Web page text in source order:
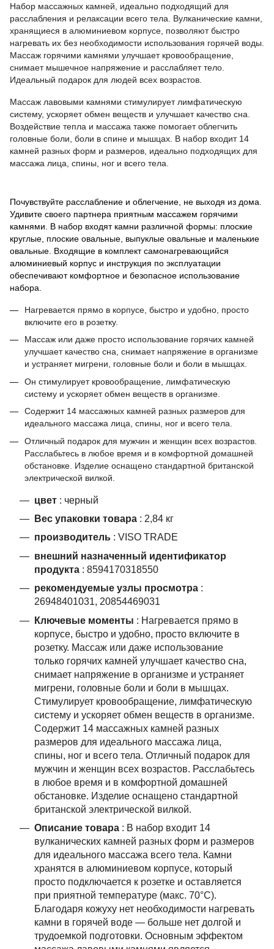
Набор массажных камней, идеально подходящий для
расслабления и релаксации всего тела. Вулканические камни,
хранящиеся в алюминиевом корпусе, позволяют быстро
нагревать их без необходимости использования горячей воды.
Массаж горячими камнями улучшает кровообращение,
снимает мышечное напряжение и расслабляет тело.
Идеальный подарок для людей всех возрастов.
Массаж лавовыми камнями стимулирует лимфатическую
систему, ускоряет обмен веществ и улучшает качество сна.
Воздействие тепла и массажа также помогает облегчить
головные боли, боли в спине и мышцах. В набор входит 14
камней разных форм и размеров, идеально подходящих для
массажа лица, спины, ног и всего тела.
Почувствуйте расслабление и облегчение, не выходя из дома.
Удивите своего партнера приятным массажем горячими
камнями. В набор входят камни различной формы: плоские
круглые, плоские овальные, выпуклые овальные и маленькие
овальные. Входящие в комплект самонагревающийся
алюминиевый корпус и инструкция по эксплуатации
обеспечивают комфортное и безопасное использование
набора.
Нагревается прямо в корпусе, быстро и удобно, просто
включите его в розетку.
Массаж или даже просто использование горячих камней
улучшает качество сна, снимает напряжение в организме
и устраняет мигрени, головные боли и боли в мышцах.
Он стимулирует кровообращение, лимфатическую
систему и ускоряет обмен веществ в организме.
Содержит 14 массажных камней разных размеров для
идеального массажа лица, спины, ног и всего тела.
Отличный подарок для мужчин и женщин всех возрастов.
Расслабьтесь в любое время и в комфортной домашней
обстановке. Изделие оснащено стандартной британской
электрической вилкой.
цвет : черный
Вес упаковки товара : 2,84 кг
производитель : VISO TRADE
внешний назначенный идентификатор
продукта : 8594170318550
рекомендуемые узлы просмотра :
26948401031, 20854469031
Ключевые моменты : Нагревается прямо в
корпусе, быстро и удобно, просто включите в
розетку. Массаж или даже использование
только горячих камней улучшает качество сна,
снимает напряжение в организме и устраняет
мигрени, головные боли и боли в мышцах.
Стимулирует кровообращение, лимфатическую
систему и ускоряет обмен веществ в организме.
Содержит 14 массажных камней разных
размеров для идеального массажа лица,
спины, ног и всего тела. Отличный подарок для
мужчин и женщин всех возрастов. Расслабьтесь
в любое время и в комфортной домашней
обстановке. Изделие оснащено стандартной
британской электрической вилкой.
Описание товара : В набор входит 14
вулканических камней разных форм и размеров
для идеального массажа всего тела. Камни
хранятся в алюминиевом корпусе, который
просто подключается к розетке и оставляется
при приятной температуре (макс. 70°C).
Благодаря кожуху нет необходимости нагревать
камни в горячей воде — больше нет долгой и
трудоемкой подготовки. Основным эффектом